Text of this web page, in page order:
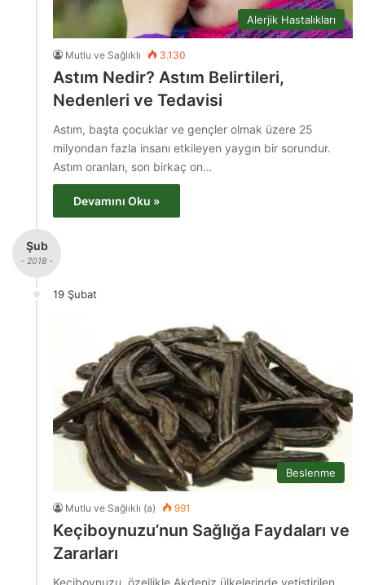
Alerjik Hastalıkları
Mutlu ve Sağlıklı 3.130
Astım Nedir? Astım Belirtileri,
Nedenleri ve Tedavisi
Astım, başta çocuklar ve gençler olmak üzere 25
milyondan fazla insanı etkileyen yaygın bir sorundur.
Astım oranları, son birkaç on…
Devamını Oku »
Şub
- 2018 -
19 Şubat
Beslenme
Mutlu ve Sağlıklı (a) 991
Keçiboynuzu’nun Sağlığa Faydaları ve
Zararları